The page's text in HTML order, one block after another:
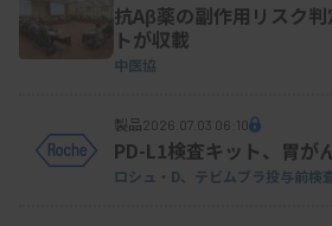
抗Aβ薬の副作用リスク
トが収載
中医協
製品2026.07.03 06:10
PD-L1検査キット、胃が
ロシュ・D、テビムブラ投与前検